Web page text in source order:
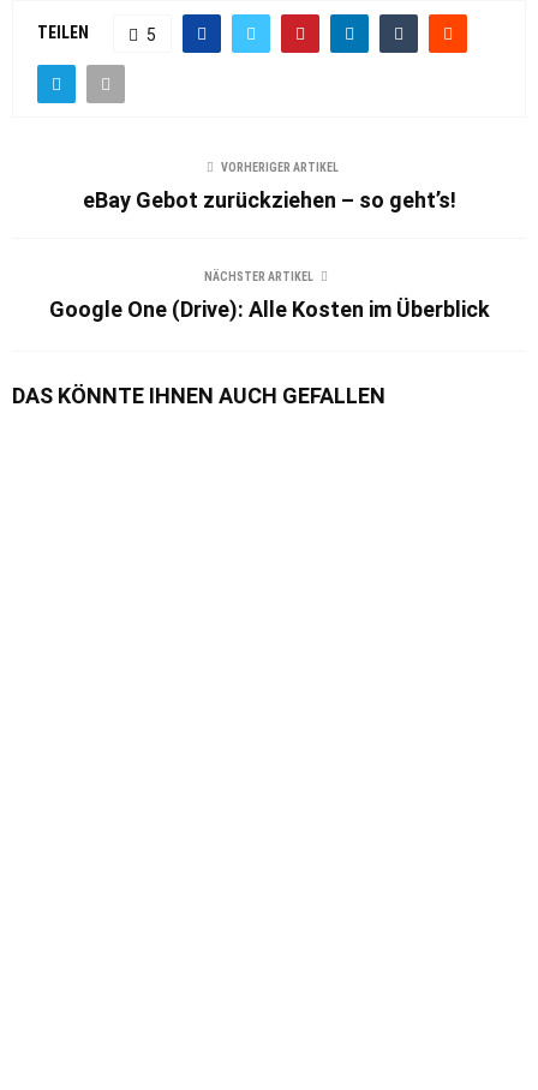
TEILEN 5
VORHERIGER ARTIKEL
eBay Gebot zurückziehen – so geht’s!
NÄCHSTER ARTIKEL
Google One (Drive): Alle Kosten im Überblick
DAS KÖNNTE IHNEN AUCH GEFALLEN